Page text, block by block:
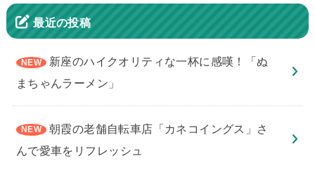
最近の投稿
新座のハイクオリティな一杯に感嘆！「ぬ
まちゃんラーメン」
朝霞の老舗自転車店「カネコイングス」さ
んで愛車をリフレッシュ